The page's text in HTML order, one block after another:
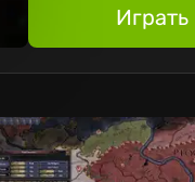
Играть